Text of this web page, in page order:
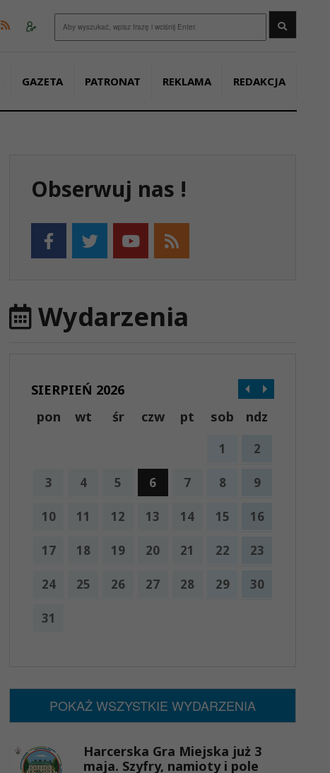
GAZETA PATRONAT REKLAMA REDAKCJA
Obserwuj nas !
Wydarzenia
SIERPIEŃ 2026
pon
wt śr czw pt sob ndz
1 2
3 4 5 6 7 8 9
10 11 12 13 14 15 16
17 18 19 20 21 22 23
24 25 26 27 28 29 30
31
POKAŻ WSZYSTKIE WYDARZENIA
Harcerska Gra Miejska już 3
maja. Szyfry, namioty i pole